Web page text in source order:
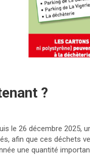
?
le 26 décembre 2025,
afin que ces déchets
une quantité